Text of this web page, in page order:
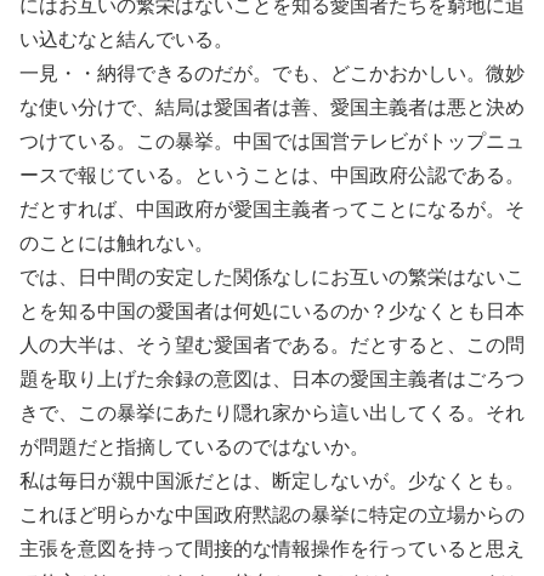
にはお互いの繁栄はないことを知る愛国者たちを窮地に追
い込むなと結んでいる。
一見・・納得できるのだが。でも、どこかおかしい。微妙
な使い分けで、結局は愛国者は善、愛国主義者は悪と決め
つけている。この暴挙。中国では国営テレビがトップニュ
ースで報じている。ということは、中国政府公認である。
だとすれば、中国政府が愛国主義者ってことになるが。そ
のことには触れない。
では、日中間の安定した関係なしにお互いの繁栄はないこ
とを知る中国の愛国者は何処にいるのか？少なくとも日本
人の大半は、そう望む愛国者である。だとすると、この問
題を取り上げた余録の意図は、日本の愛国主義者はごろつ
きで、この暴挙にあたり隠れ家から這い出してくる。それ
が問題だと指摘しているのではないか。
私は毎日が親中国派だとは、断定しないが。少なくとも。
これほど明らかな中国政府黙認の暴挙に特定の立場からの
主張を意図を持って間接的な情報操作を行っていると思え